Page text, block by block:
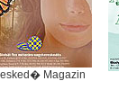
Magazin